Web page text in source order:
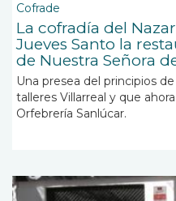
Cofrade
La cofradía del
Jueves Santo la
de Nuestra Señora
Una presea del principios
talleres Villarreal y que
Orfebrería Sanlúcar.